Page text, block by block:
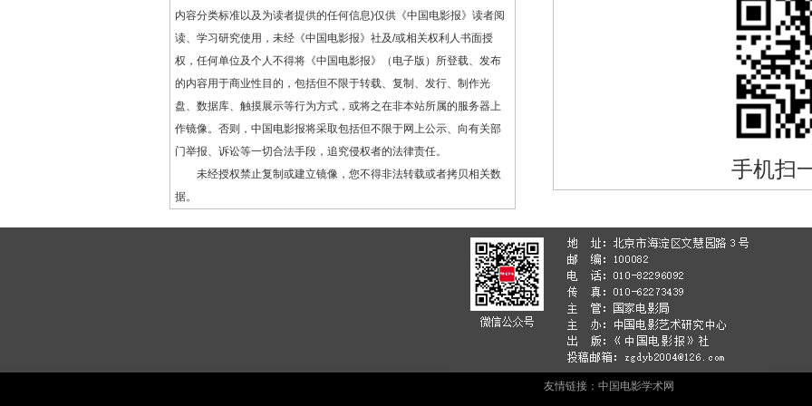
内容分类标准以及为读者提供的任何信息)仅供《中国电影报》读者阅
读、学习研究使用，未经《中国电影报》社及/或相关权利人书面授
权，任何单位及个人不得将《中国电影报》（电子版）所登载、发布
的内容用于商业性目的，包括但不限于转载、复制、发行、制作光
盘、数据库、触摸展示等行为方式，或将之在非本站所属的服务器上
作镜像。否则，中国电影报将采取包括但不限于网上公示、向有关部
门举报、诉讼等一切合法手段，追究侵权者的法律责任。
未经授权禁止复制或建立镜像，您不得非法转载或者拷贝相关数
据。
手机扫
友情链接： 中国电影学术网